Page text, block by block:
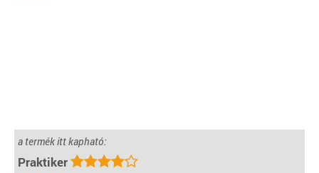
a termék itt kapható:
Praktiker